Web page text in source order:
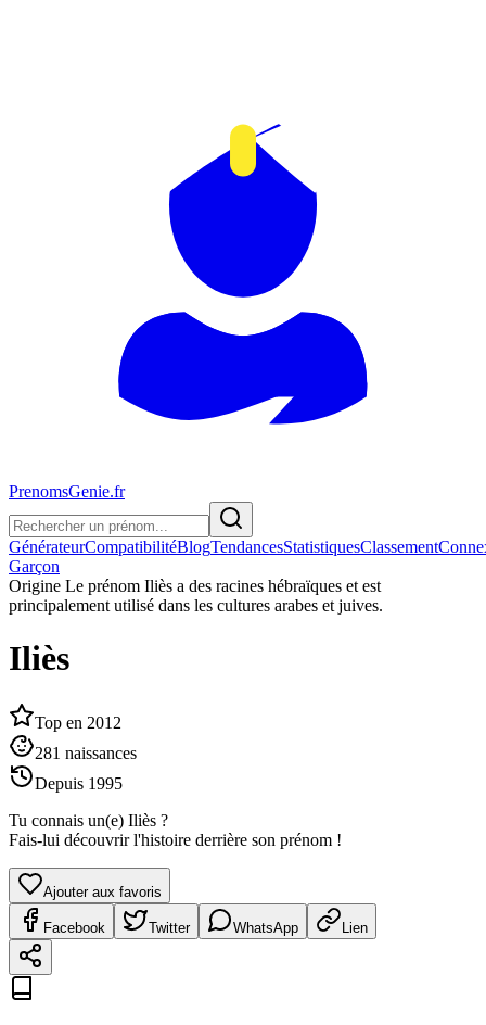
PrenomsGenie.fr
GénérateurCompatibilitéBlogTendancesStatistiquesClassement
Garçon
Origine Le prénom Iliès a des racines hébraïques et est
principalement utilisé dans les cultures arabes et juives.
Iliès
Top en 2012
281 naissances
Depuis 1995
Tu connais un(e) Iliès ?
Fais-lui découvrir l'histoire derrière son prénom !
Ajouter aux favoris
Facebook Twitter WhatsApp Lien